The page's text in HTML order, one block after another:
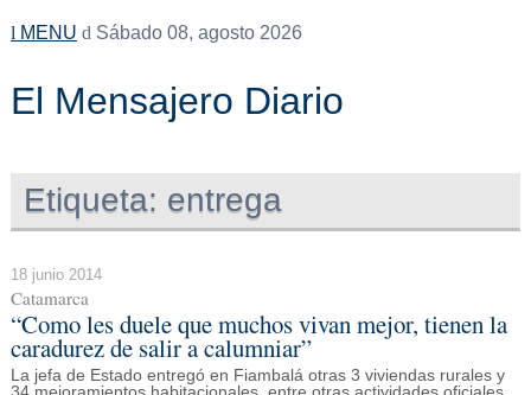
MENU Sábado 08, agosto 2026
El Mensajero Diario
Etiqueta: entrega
18 junio 2014
Catamarca
“Como les duele que muchos vivan mejor, tienen la
caradurez de salir a calumniar”
La jefa de Estado entregó en Fiambalá otras 3 viviendas rurales y